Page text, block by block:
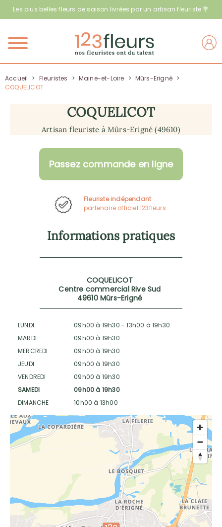
Les plus belles fleurs de saison livrées par un artisan fleuriste 💐
Menu
Accueil > Fleuristes > Maine-et-Loire > Mûrs-Erigné >
COQUELICOT
COQUELICOT
Artisan fleuriste à Mûrs-Erigné (49610)
Passez commande en ligne
Fleuriste indépendant
partenaire officiel 123fleurs
Informations pratiques
COQUELICOT
Centre commercial Rive Sud
49610 Mûrs-Erigné
LUNDI 09h00 à 19h30 - 13h00 à 19h30
MARDI
09h00 à 19h30
MERCREDI
09h00 à 19h30
JEUDI
09h00 à 19h30
VENDREDI
09h00 à 19h30
SAMEDI
09h00 à 19h30
DIMANCHE
10h00 à 13h00